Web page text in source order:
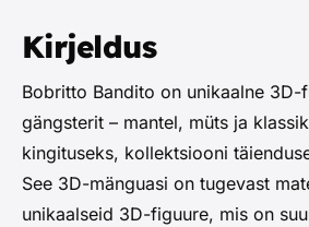
Kirjeldus
Bobritto Bandito on unikaalne
gängsterit – mantel, müts ja
kingituseks, kollektsiooni
See 3D-mänguasi on tugevast
unikaalseid 3D-figuure, mis on